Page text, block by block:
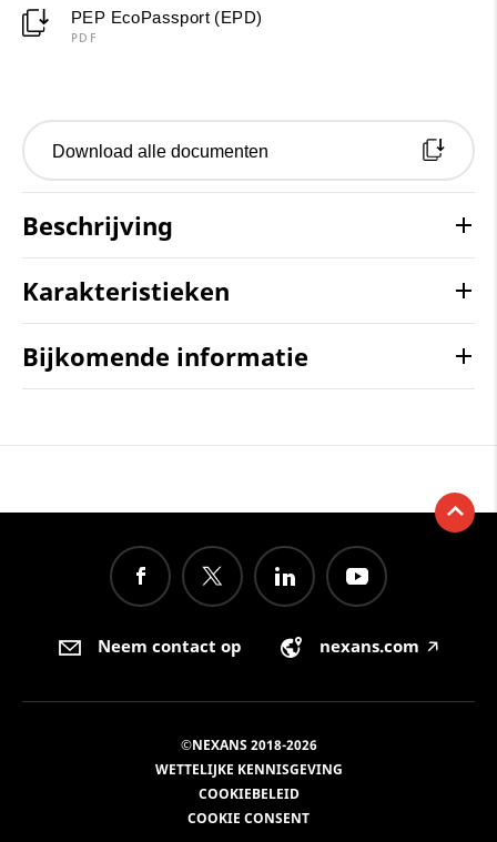
PEP EcoPassport (EPD)
PDF
Download alle documenten
Beschrijving
Karakteristieken
Bijkomende informatie
Neem contact op nexans.com 🡥
©NEXANS 2018-2026
WETTELIJKE KENNISGEVING
COOKIEBELEID
COOKIE CONSENT